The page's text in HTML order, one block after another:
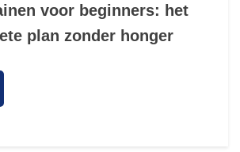
voor beginners: het
plan zonder honger